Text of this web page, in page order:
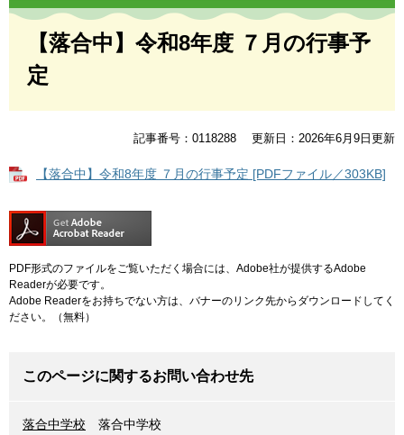
本
【落合中】令和8年度 ７月の行事予
定
記事番号：0118288 更新日：2026年6月9日更新
【落合中】令和8年度 ７月の行事予定 [PDFファイル／303KB]
PDF形式のファイルをご覧いただく場合には、Adobe社が提供するAdobe
Readerが必要です。
Adobe Readerをお持ちでない方は、バナーのリンク先からダウンロードしてく
ださい。（無料）
このページに関するお問い合わせ先
落合中学校
落合中学校